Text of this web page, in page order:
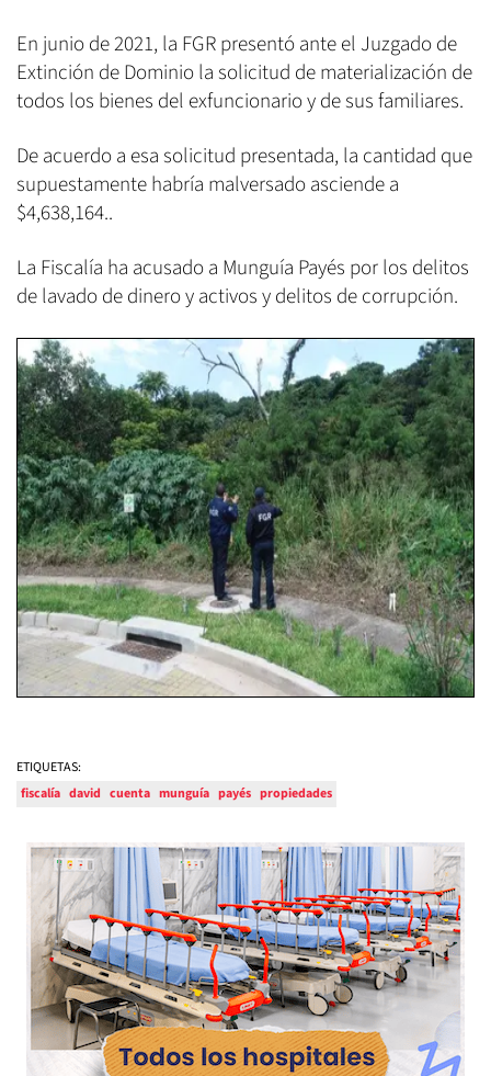
En junio de 2021, la FGR presentó ante el Juzgado de
Extinción de Dominio la solicitud de materialización de
todos los bienes del exfuncionario y de sus familiares.
De acuerdo a esa solicitud presentada, la cantidad que
supuestamente habría malversado asciende a
$4,638,164..
La Fiscalía ha acusado a Munguía Payés por los delitos
de lavado de dinero y activos y delitos de corrupción.
ETIQUETAS:
fiscalía david cuenta munguía payés propiedades